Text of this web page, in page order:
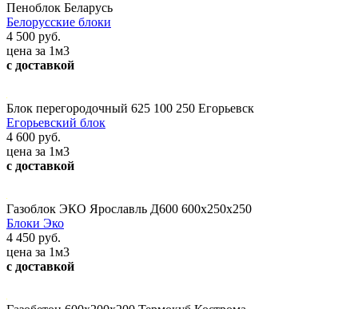
Пеноблок Беларусь
Белорусские блоки
4 500 руб.
цена за 1м3
с доставкой
Блок перегородочный 625 100 250 Егорьевск
Егорьевский блок
4 600 руб.
цена за 1м3
с доставкой
Газоблок ЭКО Ярославль Д600 600х250х250
Блоки Эко
4 450 руб.
цена за 1м3
с доставкой